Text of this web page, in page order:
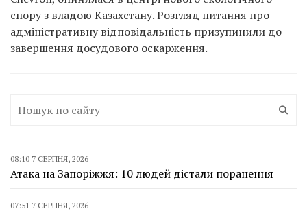
спору з владою Казахстану. Розгляд питання про
адміністративну відповідальність призупинили до
завершення досудового оскарження.
08:10 7 СЕРПНЯ, 2026
Атака на Запоріжжя: 10 людей дістали поранення
07:51 7 СЕРПНЯ, 2026